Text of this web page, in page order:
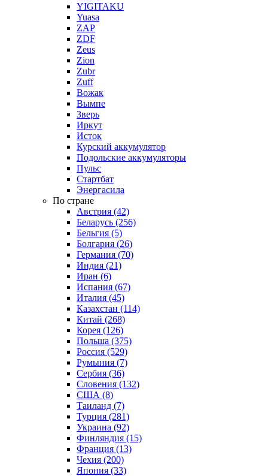
YIGITAKU
Yuasa
ZAP
ZDF
Zeus
Zion
Zubr
Zuff
Вожак
Вымпе
Зверь
Иркут
Исток
Курский аккумулятор
Подольские аккумуляторы
Пульс
Стартбат
Энергасила
По стране
Австрия (42)
Беларусь (256)
Бельгия (5)
Болгария (26)
Германия (70)
Индия (21)
Иран (6)
Испания (67)
Италия (45)
Казахстан (114)
Китай (268)
Корея (126)
Польша (375)
Россия (529)
Румыния (7)
Сербия (36)
Словения (132)
США (8)
Таиланд (7)
Турция (281)
Украина (92)
Финляндия (15)
Франция (13)
Чехия (200)
Япония (33)